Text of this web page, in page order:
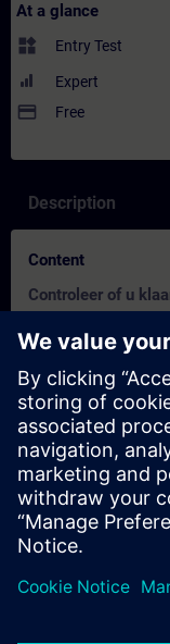
At a glance
widgets Entry Test
Expert
payment Free
Description
Content
Controleer of u
Deze test helpt u om
basiskennis beschikt.
De test heeft
Er is
geen
Als umeer
aan de cursus
Als uminder
SIMATIC S7
volgen om uw